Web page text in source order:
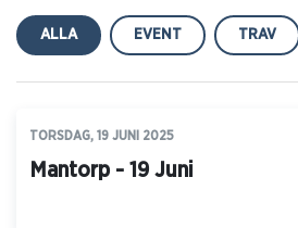
ALLA EVENT TRAV
TORSDAG, 19 JUNI 2025
Mantorp - 19 Juni